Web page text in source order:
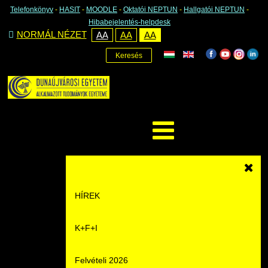
Telefonkönyv - HASIT - MOODLE - Oktatói NEPTUN - Hallgatói NEPTUN -
Hibabejelentés-helpdesk
NORMÁL NÉZET AA AA AA
Keresés
HÍREK
Hírek
Események
K+F+I
Felvételi 2026